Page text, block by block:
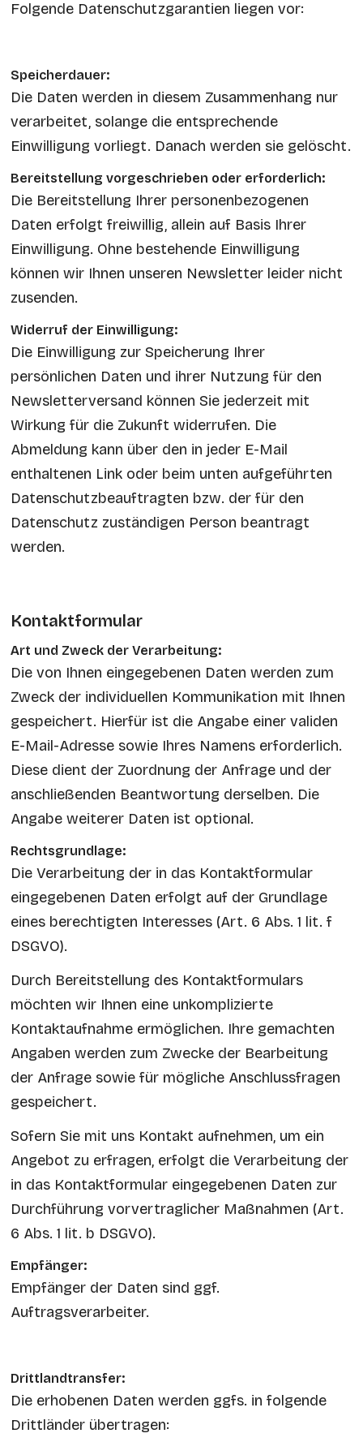
Folgende Datenschutzgarantien liegen vor:
Speicherdauer:
Die Daten werden in diesem Zusammenhang nur
verarbeitet, solange die entsprechende
Einwilligung vorliegt. Danach werden sie gelöscht.
Bereitstellung vorgeschrieben oder erforderlich:
Die Bereitstellung Ihrer personenbezogenen
Daten erfolgt freiwillig, allein auf Basis Ihrer
Einwilligung. Ohne bestehende Einwilligung
können wir Ihnen unseren Newsletter leider nicht
zusenden.
Widerruf der Einwilligung:
Die Einwilligung zur Speicherung Ihrer
persönlichen Daten und ihrer Nutzung für den
Newsletterversand können Sie jederzeit mit
Wirkung für die Zukunft widerrufen. Die
Abmeldung kann über den in jeder E-Mail
enthaltenen Link oder beim unten aufgeführten
Datenschutzbeauftragten bzw. der für den
Datenschutz zuständigen Person beantragt
werden.
Kontaktformular
Art und Zweck der Verarbeitung:
Die von Ihnen eingegebenen Daten werden zum
Zweck der individuellen Kommunikation mit Ihnen
gespeichert. Hierfür ist die Angabe einer validen
E-Mail-Adresse sowie Ihres Namens erforderlich.
Diese dient der Zuordnung der Anfrage und der
anschließenden Beantwortung derselben. Die
Angabe weiterer Daten ist optional.
Rechtsgrundlage:
Die Verarbeitung der in das Kontaktformular
eingegebenen Daten erfolgt auf der Grundlage
eines berechtigten Interesses (Art. 6 Abs. 1 lit. f
DSGVO).
Durch Bereitstellung des Kontaktformulars
möchten wir Ihnen eine unkomplizierte
Kontaktaufnahme ermöglichen. Ihre gemachten
Angaben werden zum Zwecke der Bearbeitung
der Anfrage sowie für mögliche Anschlussfragen
gespeichert.
Sofern Sie mit uns Kontakt aufnehmen, um ein
Angebot zu erfragen, erfolgt die Verarbeitung der
in das Kontaktformular eingegebenen Daten zur
Durchführung vorvertraglicher Maßnahmen (Art.
6 Abs. 1 lit. b DSGVO).
Empfänger:
Empfänger der Daten sind ggf.
Auftragsverarbeiter.
Drittlandtransfer:
Die erhobenen Daten werden ggfs. in folgende
Drittländer übertragen: